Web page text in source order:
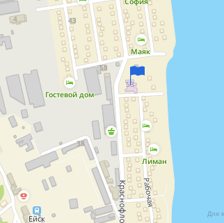
Для